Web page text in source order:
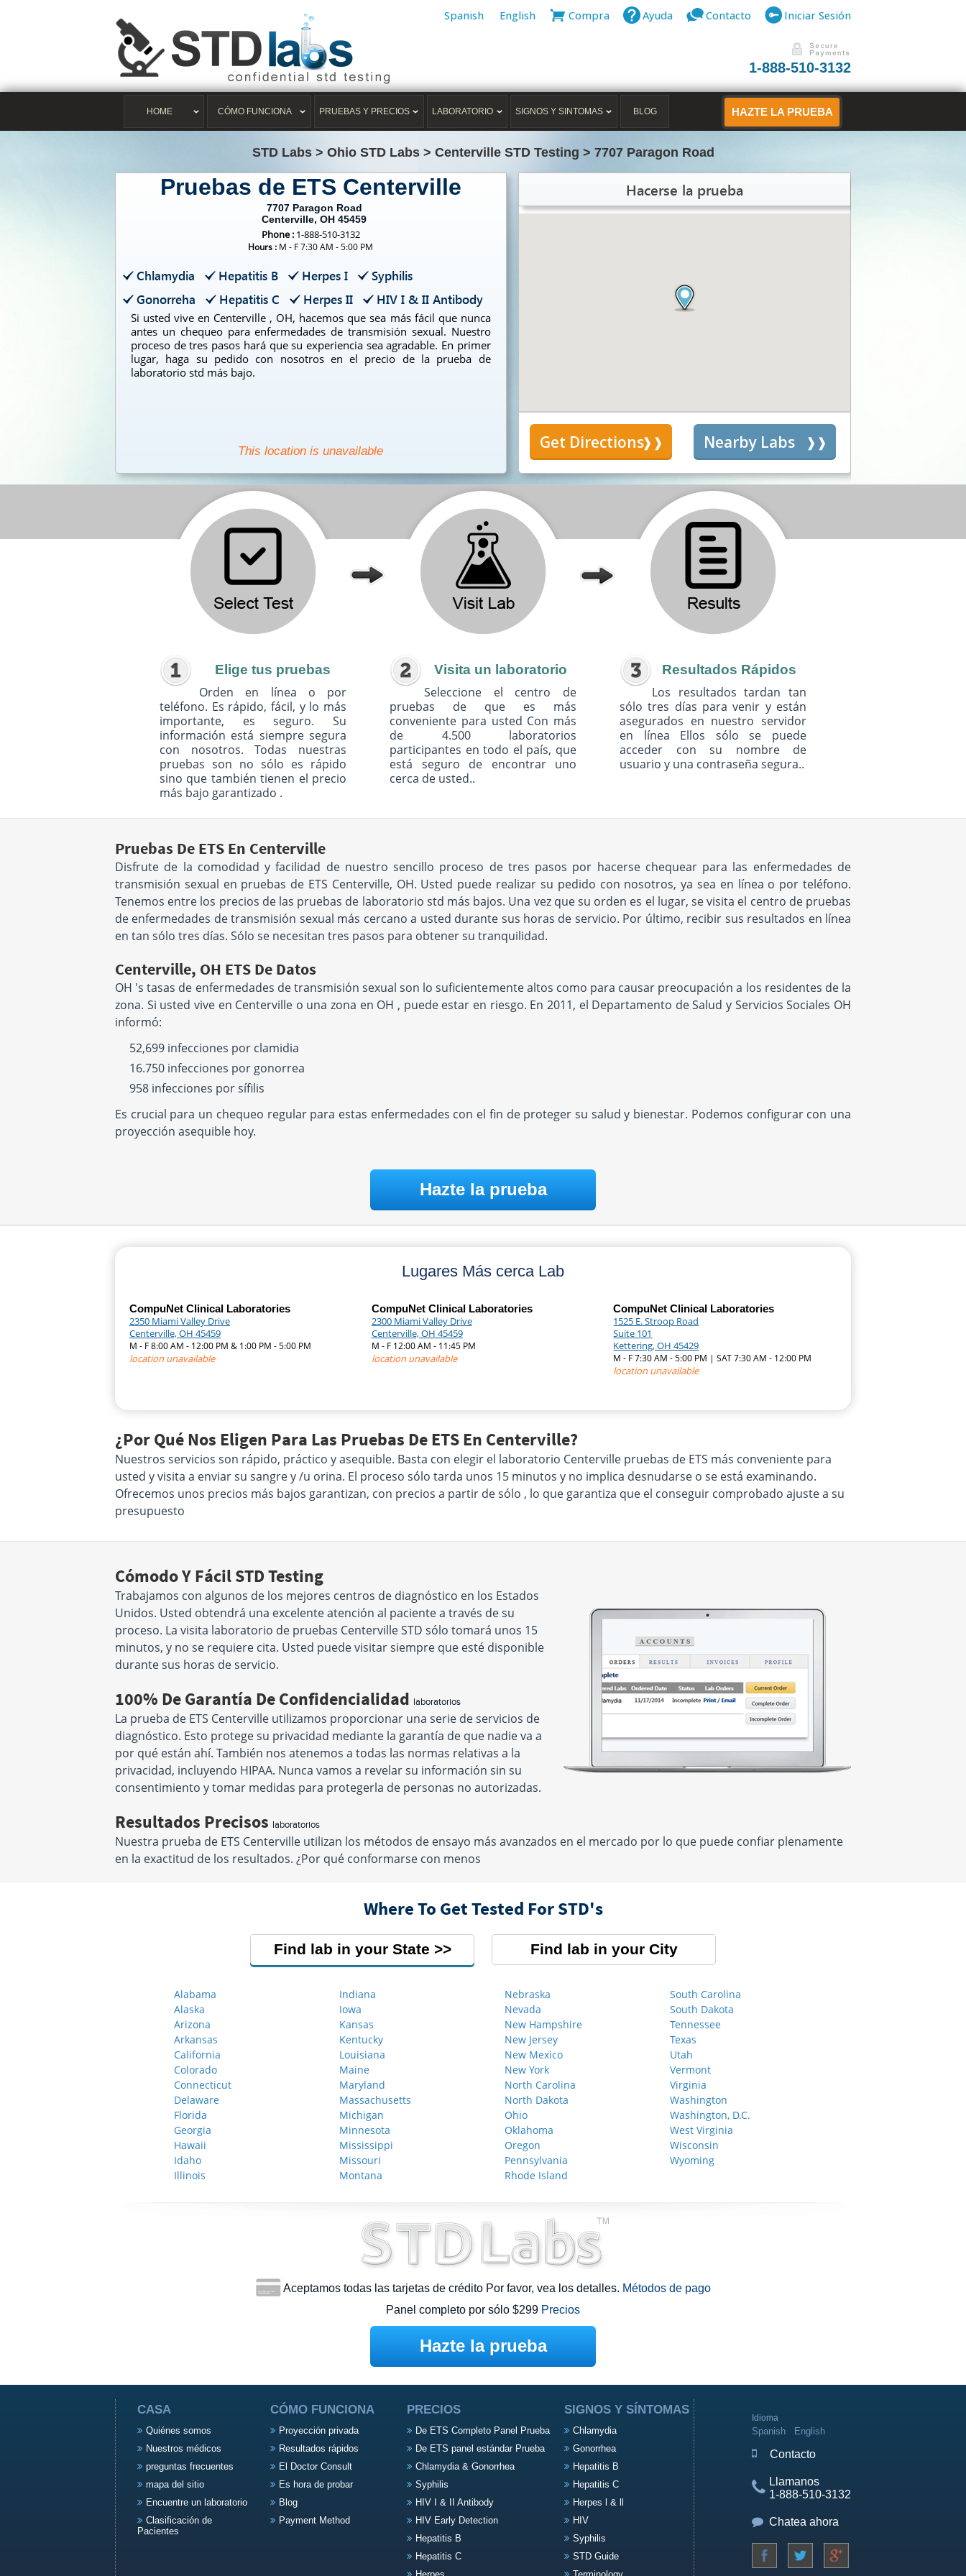
Spanish English Compra Ayuda Contacto Iniciar Sesión
1-888-510-3132
HOME CÓMO FUNCIONA PRUEBAS Y PRECIOS LABORATORIO SIGNOS Y SINTOMAS BLOG HAZTE LA PRUEBA
STD Labs > Ohio STD Labs > Centerville STD Testing > 7707 Paragon Road
Pruebas de ETS Centerville
7707 Paragon Road
Centerville, OH 45459
Phone : 1-888-510-3132
Hours : M - F 7:30 AM - 5:00 PM
Chlamydia Hepatitis B Herpes I
Syphilis
Gonorreha
Hepatitis C Herpes II HIV I & II Antibody
Si usted vive en Centerville , OH, hacemos que sea más fácil que nunca
antes un chequeo para enfermedades de transmisión sexual. Nuestro
proceso de tres pasos hará que su experiencia sea agradable. En primer
lugar, haga su pedido con nosotros en el precio de la prueba de
laboratorio std más bajo.
This location is unavailable
Hacerse la prueba
Get Directions Nearby Labs
Elige tus pruebas
Orden en línea o por
teléfono. Es rápido, fácil, y lo más
importante, es seguro. Su
información está siempre segura
con nosotros. Todas nuestras
pruebas son no sólo es rápido
sino que también tienen el precio
más bajo garantizado .
Visita un laboratorio
Seleccione el centro de
pruebas de que es más
conveniente para usted Con más
de 4.500 laboratorios
participantes en todo el país, que
está seguro de encontrar uno
cerca de usted..
Resultados Rápidos
Los resultados tardan tan
sólo tres días para venir y están
asegurados en nuestro servidor
en línea Ellos sólo se puede
acceder con su nombre de
usuario y una contraseña segura..
Pruebas De ETS En Centerville
Disfrute de la comodidad y facilidad de nuestro sencillo proceso de tres pasos por hacerse chequear para las enfermedades de
transmisión sexual en pruebas de ETS Centerville, OH. Usted puede realizar su pedido con nosotros, ya sea en línea o por teléfono.
Tenemos entre los precios de las pruebas de laboratorio std más bajos. Una vez que su orden es el lugar, se visita el centro de pruebas
de enfermedades de transmisión sexual más cercano a usted durante sus horas de servicio. Por último, recibir sus resultados en línea
en tan sólo tres días. Sólo se necesitan tres pasos para obtener su tranquilidad.
Centerville, OH ETS De Datos
OH 's tasas de enfermedades de transmisión sexual son lo suficientemente altos como para causar preocupación a los residentes de la
zona. Si usted vive en Centerville o una zona en OH , puede estar en riesgo. En 2011, el Departamento de Salud y Servicios Sociales OH
informó:
52,699 infecciones por clamidia
16.750 infecciones por gonorrea
958 infecciones por sífilis
Es crucial para un chequeo regular para estas enfermedades con el fin de proteger su salud y bienestar. Podemos configurar con una
proyección asequible hoy.
Hazte la prueba
Lugares Más cerca Lab
CompuNet Clinical Laboratories
2350 Miami Valley Drive
Centerville, OH 45459
M - F 8:00 AM - 12:00 PM & 1:00 PM - 5:00 PM
location unavailable
CompuNet Clinical Laboratories
2300 Miami Valley Drive
Centerville, OH 45459
M - F 12:00 AM - 11:45 PM
location unavailable
CompuNet Clinical Laboratories
1525 E. Stroop Road
Suite 101
Kettering, OH 45429
M - F 7:30 AM - 5:00 PM | SAT 7:30 AM - 12:00 PM
location unavailable
¿Por Qué Nos Eligen Para Las Pruebas De ETS En Centerville?
Nuestros servicios son rápido, práctico y asequible. Basta con elegir el laboratorio Centerville pruebas de ETS más conveniente para
usted y visita a enviar su sangre y /u orina. El proceso sólo tarda unos 15 minutos y no implica desnudarse o se está examinando.
Ofrecemos unos precios más bajos garantizan, con precios a partir de sólo , lo que garantiza que el conseguir comprobado ajuste a su
presupuesto
Cómodo Y Fácil STD Testing
Trabajamos con algunos de los mejores centros de diagnóstico en los Estados
Unidos. Usted obtendrá una excelente atención al paciente a través de su
proceso. La visita laboratorio de pruebas Centerville STD sólo tomará unos 15
minutos, y no se requiere cita. Usted puede visitar siempre que esté disponible
durante sus horas de servicio.
100% De Garantía De Confidencialidad laboratorios
La prueba de ETS Centerville utilizamos proporcionar una serie de servicios de
diagnóstico. Esto protege su privacidad mediante la garantía de que nadie va a
por qué están ahí. También nos atenemos a todas las normas relativas a la
privacidad, incluyendo HIPAA. Nunca vamos a revelar su información sin su
consentimiento y tomar medidas para protegerla de personas no autorizadas.
Resultados Precisos laboratorios
Nuestra prueba de ETS Centerville utilizan los métodos de ensayo más avanzados en el mercado por lo que puede confiar plenamente
en la exactitud de los resultados. ¿Por qué conformarse con menos
Where To Get Tested For STD's
Find lab in your State Find lab in your City
Alabama
Alaska
Arizona
Arkansas
California
Colorado
Connecticut
Delaware
Florida
Georgia
Hawaii
Idaho
Illinois
Indiana
Iowa
Kansas
Kentucky
Louisiana
Maine
Maryland
Massachusetts
Michigan
Minnesota
Mississippi
Missouri
Montana
Nebraska
Nevada
New Hampshire
New Jersey
New Mexico
New York
North Carolina
North Dakota
Ohio
Oklahoma
Oregon
Pennsylvania
Rhode Island
South Carolina
South Dakota
Tennessee
Texas
Utah
Vermont
Virginia
Washington
Washington, D.C.
West Virginia
Wisconsin
Wyoming
Aceptamos todas las tarjetas de crédito Por favor, vea los detalles. Métodos de pago
Panel completo por sólo $299 Precios
Hazte la prueba
CASA
Quiénes somos
Nuestros médicos
preguntas frecuentes
mapa del sitio
Encuentre un laboratorio
Clasificación de
Pacientes
CÓMO FUNCIONA
Proyección privada
Resultados rápidos
El Doctor Consult
Es hora de probar
Blog
Payment Method
PRECIOS
De ETS Completo Panel Prueba
De ETS panel estándar Prueba
Chlamydia & Gonorrhea
Syphilis
HIV I & II Antibody
HIV Early Detection
Hepatitis B
Hepatitis C
SIGNOS Y SÍNTOMAS
Chlamydia
Gonorrhea
Hepatitis B
Hepatitis C
Herpes l & ll
HIV
Syphilis
STD Guide
Idioma
Spanish English
Contacto
Llamanos
1-888-510-3132
Chatea ahora